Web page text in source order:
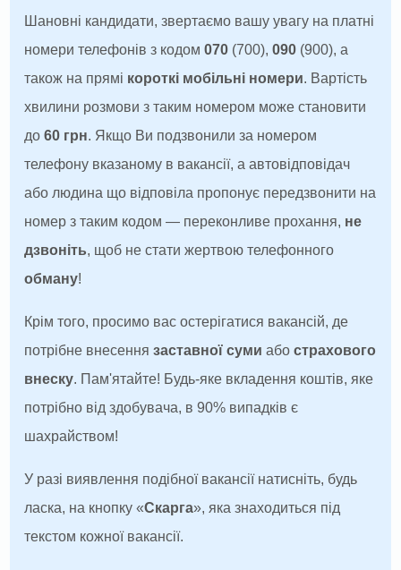
Шановні кандидати, звертаємо вашу увагу на платні
номери телефонів з кодом070 (700),090 (900), а
також на прямі короткі мобільні номери. Вартість
хвилини розмови з таким номером може становити
до60 грн. Якщо Ви подзвонили за номером
телефону вказаному в вакансії, а автовідповідач
або людина що відповіла пропонує передзвонити на
номер з таким кодом — переконливе прохання, не
дзвоніть, щоб не стати жертвою телефонного
обману!
Крім того, просимо вас остерігатися вакансій, де
потрібне внесеннязаставної суми абострахового
внеску. Пам'ятайте! Будь-яке вкладення коштів, яке
потрібно від здобувача, в 90% випадків є
шахрайством!
У разі виявлення подібної вакансії натисніть, будь
ласка, на кнопку «Скарга», яка знаходиться під
текстом кожної вакансії.